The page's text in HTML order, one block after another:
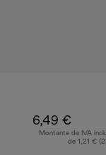
6,49 €
Montante de IVA
de 1,21 €